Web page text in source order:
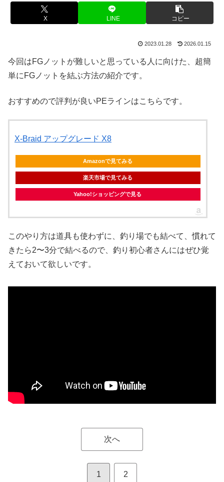
X LINE コピー
2023.01.28 2026.01.15
今回はFGノットが難しいと思っている人に向けた、超簡
単にFGノットを結ぶ方法の紹介です。
おすすめので評判が良いPEラインはこちらです。
X-Braid アップグレード X8
Amazonで見てみる
楽天市場で見てみる
Yahoo!ショッピングで見る
このやり方は道具も使わずに、釣り場でも結べて、慣れて
きたら2〜3分で結べるので、釣り初心者さんにはぜひ覚
えておいて欲しいです。
次へ
1 2